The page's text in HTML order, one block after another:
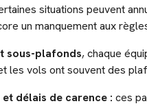
situations peuvent
un manquement aux
sous-plafonds, chaque
les vols ont souvent des
délais de carence : ces